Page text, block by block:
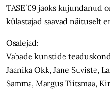
TASE´09 jaoks kujundanud
külastajad saavad näituselt
Osalejad:
Vabade kunstide
Jaanika Okk, Jane Suviste,
Samma, Margus Tiitsmaa,